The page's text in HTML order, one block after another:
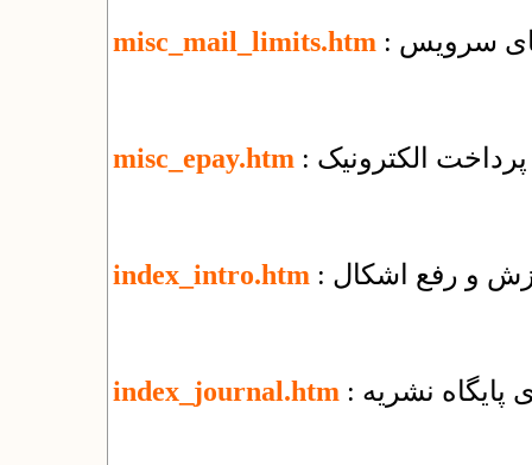
misc_mail_limits.htm
misc_epay.htm الکترونیک
index_intro.htm و رفع اشکال
index_journal.htm پایگاه نشریه